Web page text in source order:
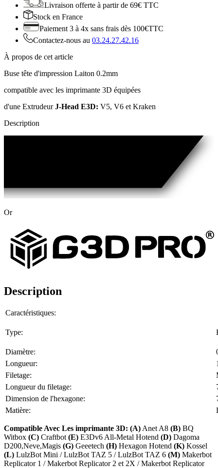
Livraison offerte à partir de 69€ TTC
Stock en France
Paiement 3 à 4x sans frais dès 100€TTC
Contactez-nous au 03.24.27.42.16
À propos de cet article
Buse tête d'impression Laiton 0.2mm
compatible avec les imprimante 3D équipées
d'une ExtrudeurJ-Head E3D: V5, V6 et Kraken
Description
Or
Description
Caractéristiques:
Type:
Diamètre:
Longueur:
Filetage:
Longueur du filetage:
Dimension de l'hexagone:
Matière:
Compatible Avec Les imprimante 3D: (A)Anet A8 (B) BQ
Witbox (C) Craftbot(E) E3Dv6 All-Metal Hotend (D) Dagoma
D200,Neve,Magis (G) Geeetech (H) Hexagon Hotend (K) Kossel
(L) LulzBot Mini / LulzBot TAZ 5 / LulzBot TAZ 6 (M) Makerbot
Replicator 1 / Makerbot Replicator 2 et 2X / Makerbot Replicator